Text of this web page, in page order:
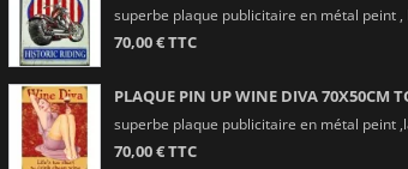
superbe plaque publicitaire en métal peint ,
70,00 € TTC
PLAQUE PIN UP WINE DIVA 70X50CM
superbe plaque publicitaire en métal peint
70,00 € TTC